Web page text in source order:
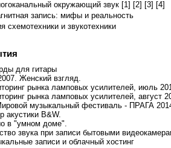
окружающий звук [1] [2] [3] [4]
запись: мифы и реальность
схемотехники и звукотехники
для гитары
Женский взгляд.
рынка ламповых усилителей, июль
рынка ламповых усилителей, август
музыкальный фестиваль - ПРАГА
акустики B&W.
в "умном доме".
звука при записи бытовыми
записи и облачный хостинг